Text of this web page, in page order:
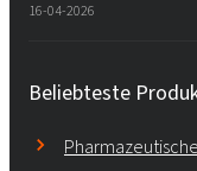
16-04-2026
Beliebteste